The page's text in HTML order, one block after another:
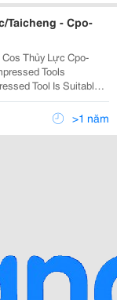
Taicheng - Cpo-
Tools
Speedy
Reaches,...>1 năm